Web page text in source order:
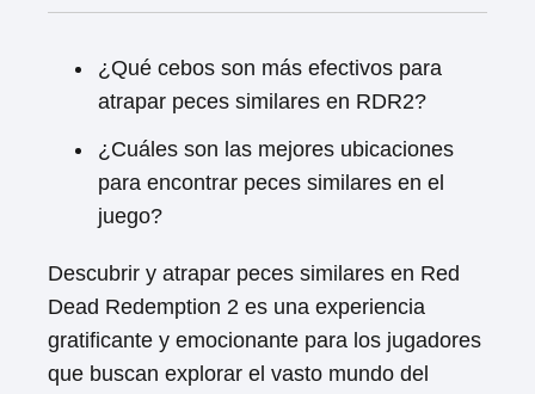
¿Qué cebos son más efectivos para
atrapar peces similares en RDR2?
¿Cuáles son las mejores ubicaciones
para encontrar peces similares en el
juego?
Descubrir y atrapar peces similares en Red
Dead Redemption 2 es una experiencia
gratificante y emocionante para los jugadores
que buscan explorar el vasto mundo del